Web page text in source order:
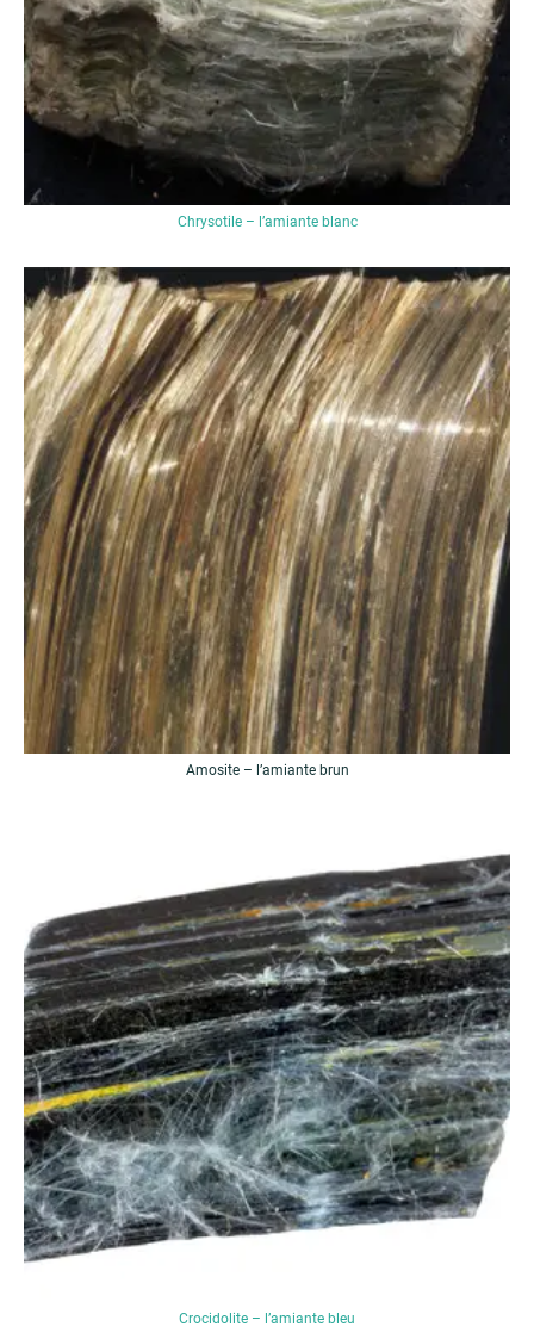
Chrysotile – l’amiante blanc
Amosite – l’amiante brun
Crocidolite – l’amiante bleu